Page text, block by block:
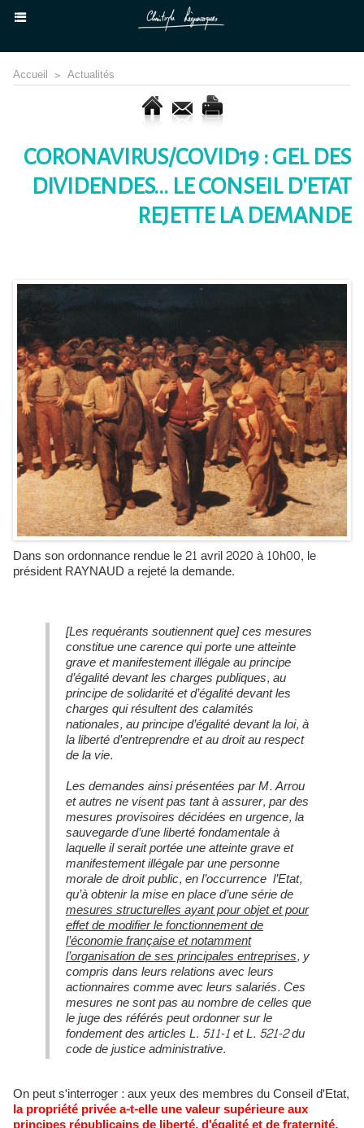
Accueil > Actualités
CORONAVIRUS/COVID19 : GEL DES
DIVIDENDES... LE CONSEIL D'ETAT
REJETTE LA DEMANDE
Dans son ordonnance rendue le 21 avril 2020 à 10h00, le
président RAYNAUD a rejeté la demande.
[Les requérants soutiennent que] ces mesures
constitue une carence qui porte une atteinte
grave et manifestement illégale au principe
d’égalité devant les charges publiques, au
principe de solidarité et d’égalité devant les
charges qui résultent des calamités
nationales, au principe d’égalité devant la loi, à
la liberté d’entreprendre et au droit au respect
de la vie.
Les demandes ainsi présentées par M. Arrou
et autres ne visent pas tant à assurer, par des
mesures provisoires décidées en urgence, la
sauvegarde d’une liberté fondamentale à
laquelle il serait portée une atteinte grave et
manifestement illégale par une personne
morale de droit public, en l’occurrence l’Etat,
qu’à obtenir la mise en place d’une série de
mesures structurelles ayant pour objet et pour
effet de modifier le fonctionnement de
l’économie française et notamment
l’organisation de ses principales entreprises, y
compris dans leurs relations avec leurs
actionnaires comme avec leurs salariés. Ces
mesures ne sont pas au nombre de celles que
le juge des référés peut ordonner sur le
fondement des articles L. 511-1 et L. 521-2 du
code de justice administrative.
On peut s'interroger : aux yeux des membres du Conseil d'Etat,
la propriété privée a-t-elle une valeur supérieure aux